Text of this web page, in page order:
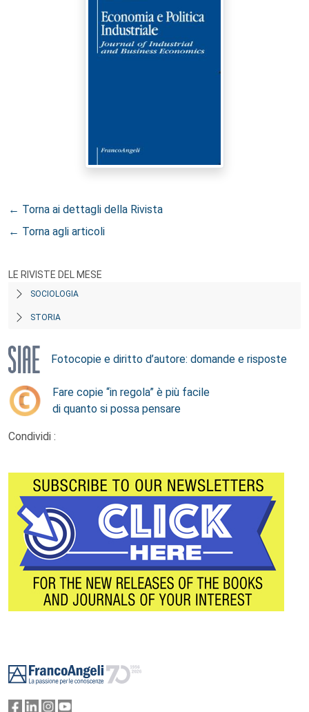
← Torna ai dettagli della Rivista
← Torna agli articoli
LE RIVISTE DEL MESE
SOCIOLOGIA
STORIA
Fotocopie e diritto d’autore: domande e risposte
Fare copie “in regola” è più facile
di quanto si possa pensare
Condividi :